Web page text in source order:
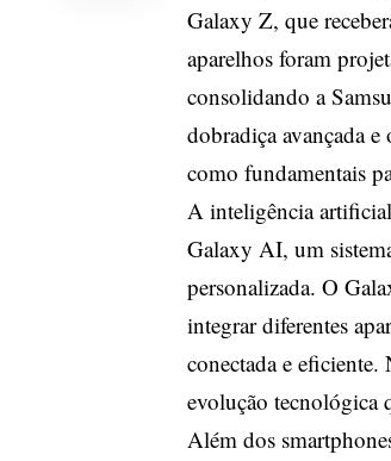
Galaxy Z, que
aparelhos foram
consolidando a
dobradiça avançada
como fundamentais
A inteligência
Galaxy AI, um
personalizada. O
integrar diferentes
conectada e
evolução tecnológica
Além dos